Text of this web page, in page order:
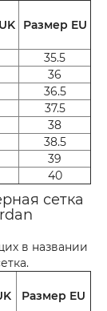
Размер EU
35.5
36
36.5
37.5
38
38.5
39
40
сетка
в названии
Размер EU